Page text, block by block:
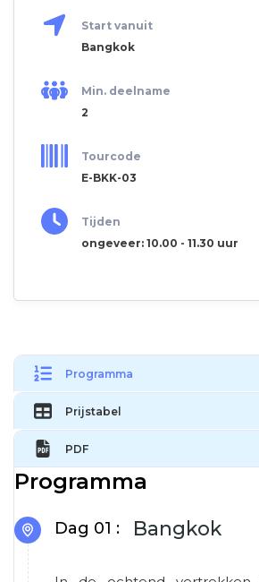
Start vanuit
Bangkok
Min. deelname
2
Tourcode
E-BKK-03
Tijden
ongeveer: 10.00 - 11.30 uur
Programma
Prijstabel
PDF
Programma
Dag 01 : Bangkok